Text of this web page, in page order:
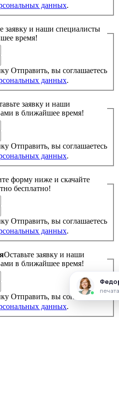
данных.
заявку и наши специалисты
время!
Отправить, вы соглашаетесь
данных.
заявку и наши
в ближайшее время!
Отправить, вы соглашаетесь
данных.
форму ниже и скачайте
бесплатно!
Отправить, вы соглашаетесь
данных.
Оставьте заявку и наши
в ближайшее время!
Отправить, вы соглашаетесь
данных.